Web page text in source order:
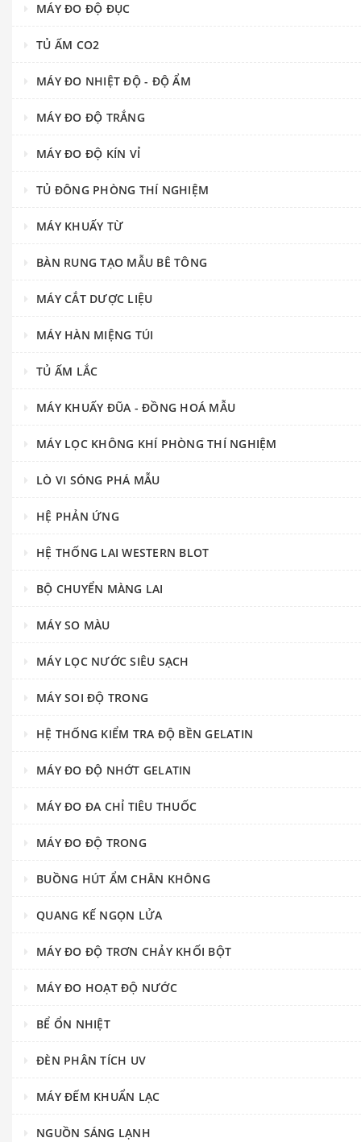
MÁY ĐO ĐỘ ĐỤC
TỦ ẤM CO2
MÁY ĐO NHIỆT ĐỘ - ĐỘ ẨM
MÁY ĐO ĐỘ TRẮNG
MÁY ĐO ĐỘ KÍN VỈ
TỦ ĐÔNG PHÒNG THÍ NGHIỆM
MÁY KHUẤY TỪ
BÀN RUNG TẠO MẪU BÊ TÔNG
MÁY CẮT DƯỢC LIỆU
MÁY HÀN MIỆNG TÚI
TỦ ẤM LẮC
MÁY KHUẤY ĐŨA - ĐỒNG HOÁ MẪU
MÁY LỌC KHÔNG KHÍ PHÒNG THÍ NGHIỆM
LÒ VI SÓNG PHÁ MẪU
HỆ PHẢN ỨNG
HỆ THỐNG LAI WESTERN BLOT
BỘ CHUYỂN MÀNG LAI
MÁY SO MÀU
MÁY LỌC NƯỚC SIÊU SẠCH
MÁY SOI ĐỘ TRONG
HỆ THỐNG KIỂM TRA ĐỘ BỀN GELATIN
MÁY ĐO ĐỘ NHỚT GELATIN
MÁY ĐO ĐA CHỈ TIÊU THUỐC
MÁY ĐO ĐỘ TRONG
BUỒNG HÚT ẨM CHÂN KHÔNG
QUANG KẾ NGỌN LỬA
MÁY ĐO ĐỘ TRƠN CHẢY KHỐI BỘT
MÁY ĐO HOẠT ĐỘ NƯỚC
BỂ ỔN NHIỆT
ĐÈN PHÂN TÍCH UV
MÁY ĐẾM KHUẨN LẠC
NGUỒN SÁNG LẠNH